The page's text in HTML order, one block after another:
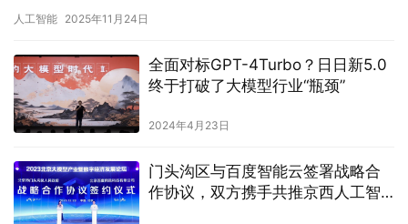
人工智能 2025年11月24日
全面对标GPT-4Turbo？日日新5.0
终于打破了大模型行业“瓶颈”
2024年4月23日
门头沟区与百度智能云签署战略合
作协议，双方携手共推京西人工智